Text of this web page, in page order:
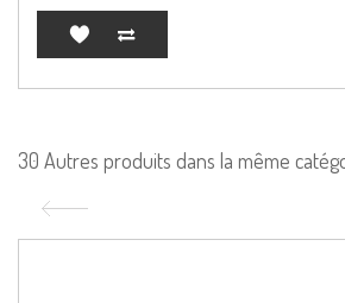
30 Autres produits dans la même